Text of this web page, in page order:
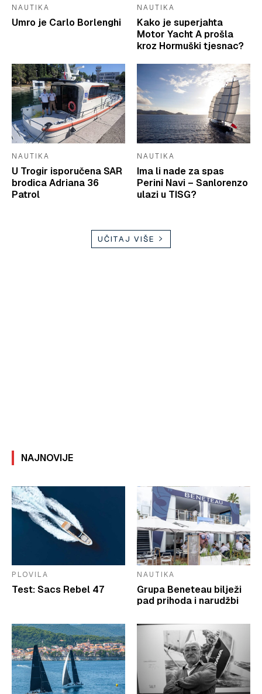
NAUTIKA
Umro je Carlo Borlenghi
NAUTIKA
Kako je superjahta
Motor Yacht A prošla
kroz Hormuški tjesnac?
NAUTIKA
U Trogir isporučena SAR
brodica Adriana 36
Patrol
NAUTIKA
Ima li nade za spas
Perini Navi – Sanlorenzo
ulazi u TISG?
UČITAJ VIŠE
NAJNOVIJE
PLOVILA
Test: Sacs Rebel 47
NAUTIKA
Grupa Beneteau bilježi
pad prihoda i narudžbi